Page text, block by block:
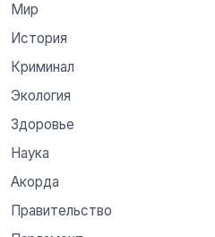
Мир
История
Криминал
Экология
Здоровье
Наука
Акорда
Правительство